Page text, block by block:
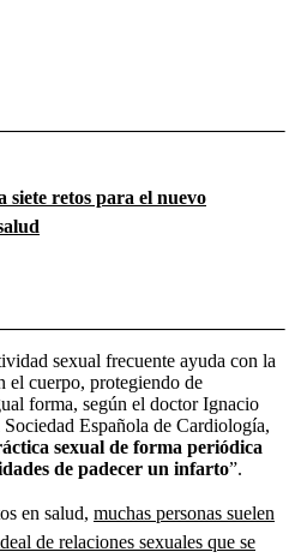
siete retos para el nuevo
sexual frecuente ayuda con la
el cuerpo, protegiendo de
forma, según el doctor Ignacio
Española de Cardiología,
sexual de forma periódica
de padecer un infarto”.
en salud, muchas personas suelen
de relaciones sexuales que se